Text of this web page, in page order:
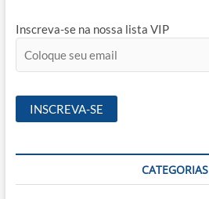
Inscreva-se na nossa lista VIP
CATEGORIAS